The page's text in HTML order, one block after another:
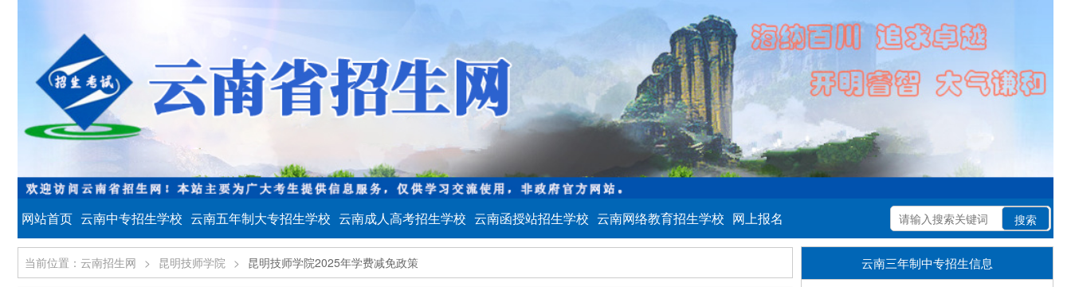
网站首页 云南中专招生学校 云南五年制大专招生学校 云南成人高考招生学校 云南函授站招生学校 云南网络教育招生学校 网上报名
当前位置：云南招生网 > 昆明技师学院 > 昆明技师学院2025年学费减免政策 云南三年制中专招生信息